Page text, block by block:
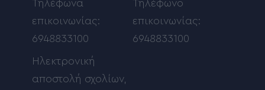
Τηλέφωνα
επικοινωνίας:
6948833100
Ηλεκτρονική
αποστολή σχολίων,
Τηλέφωνο
επικοινωνίας:
6948833100